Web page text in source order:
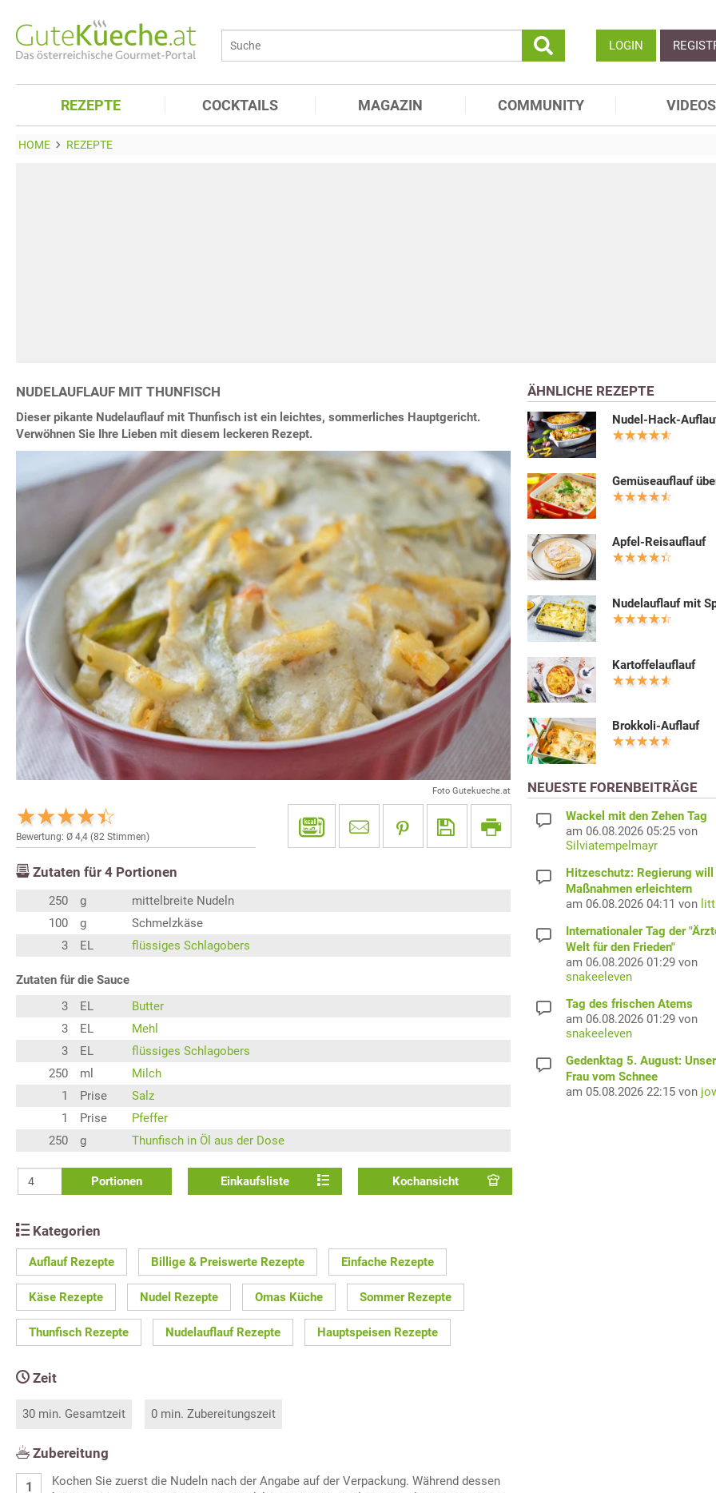
LOGIN
REZEPTE COCKTAILS MAGAZIN COMMUNITY VIDEOS
HOME REZEPTE
NUDELAUFLAUF MIT THUNFISCH
Dieser pikante Nudelauflauf mit Thunfisch ist ein leichtes, sommerliches Hauptgericht.
Verwöhnen Sie Ihre Lieben mit diesem leckeren Rezept.
Foto Gutekueche.at
Bewertung: Ø 4,4 (82 Stimmen)
Zutaten für 4 Portionen
250 g
mittelbreite Nudeln
100
g
Schmelzkäse
3
EL flüssiges Schlagobers
Zutaten für die Sauce
3
EL
Butter
3
EL
Mehl
3
EL
flüssiges Schlagobers
250
ml
Milch
1
Prise
Salz
1
Prise
Pfeffer
250
g Thunfisch in Öl aus der Dose
Portionen Einkaufsliste Kochansicht
Kategorien
Auflauf Rezepte Billige & Preiswerte Rezepte Einfache Rezepte
Käse Rezepte Nudel Rezepte Omas Küche Sommer Rezepte
Thunfisch Rezepte Nudelauflauf Rezepte Hauptspeisen Rezepte
Zeit
30 min. Gesamtzeit 0 min. Zubereitungszeit
Zubereitung
Kochen Sie zuerst die Nudeln nach der Angabe auf der Verpackung. Während dessen
ÄHNLICHE REZEPTE
Nudel-Hack-
Gemüseauflauf
Apfel-Reisauflauf
Nudelauflauf mit
Kartoffelauflauf
Brokkoli-Auflauf
NEUESTE FORENBEITRÄGE
Wackel mit den Zehen Tag
am 06.08.2026 05:25 von
Silviatempelmayr
Hitzeschutz: Regierung will
Maßnahmen erleichtern
am 06.08.2026 04:11 von
Internationaler Tag der
Welt für den Frieden"
am 06.08.2026 01:29 von
snakeeleven
Tag des frischen Atems
am 06.08.2026 01:29 von
snakeeleven
Gedenktag 5. August:
Frau vom Schnee
am 05.08.2026 22:15 von